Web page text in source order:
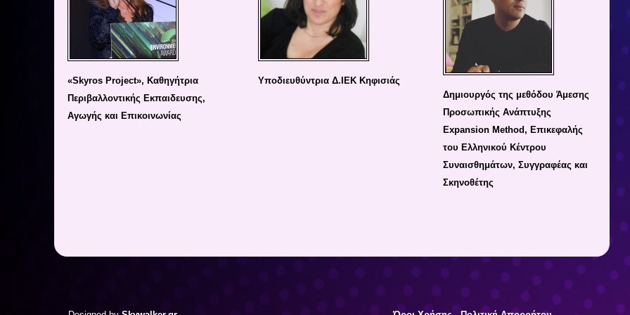
«Skyros Project», Καθηγήτρια
Περιβαλλοντικής Εκπαιδευσης,
Αγωγής και Επικοινωνίας
Υποδιευθύντρια Δ.ΙΕΚ Κηφισιάς
Δημιουργός της μεθόδου Άμεσης
Προσωπικής Ανάπτυξης
Expansion Method, Επικεφαλής
του Ελληνικού Κέντρου
Συναισθημάτων, Συγγραφέας και
Σκηνοθέτης